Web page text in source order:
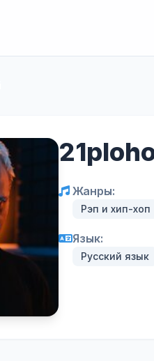
Жанры:
Рэп и хип-хоп
Язык:
Русский язык